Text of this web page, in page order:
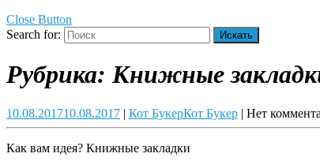
Close Button
Search for:
Рубрика:Книжные
10.08.201710.08.2017 | Кот БукерКот Букер | Нет
Как вам идея? Книжные закладки